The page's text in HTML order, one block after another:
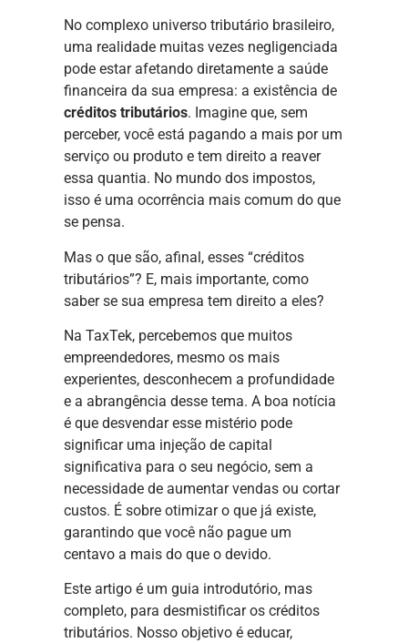
No complexo universo tributário brasileiro,
uma realidade muitas vezes negligenciada
pode estar afetando diretamente a saúde
financeira da sua empresa: a existência de
créditos tributários. Imagine que, sem
perceber, você está pagando a mais por um
serviço ou produto e tem direito a reaver
essa quantia. No mundo dos impostos,
isso é uma ocorrência mais comum do que
se pensa.
Mas o que são, afinal, esses “créditos
tributários”? E, mais importante, como
saber se sua empresa tem direito a eles?
Na TaxTek, percebemos que muitos
empreendedores, mesmo os mais
experientes, desconhecem a profundidade
e a abrangência desse tema. A boa notícia
é que desvendar esse mistério pode
significar uma injeção de capital
significativa para o seu negócio, sem a
necessidade de aumentar vendas ou cortar
custos. É sobre otimizar o que já existe,
garantindo que você não pague um
centavo a mais do que o devido.
Este artigo é um guia introdutório, mas
completo, para desmistificar os créditos
tributários. Nosso objetivo é educar,